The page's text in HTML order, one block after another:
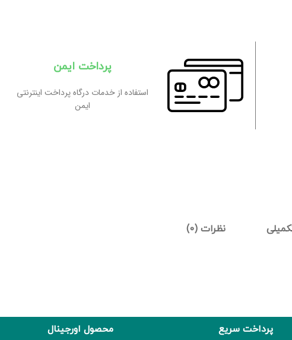
پرداخت ایمن
استفاده از خدمات درگاه پرداخت اینترنتی
ایمن
نظرات (0)
پرداخت سریع
محصول اورجینال